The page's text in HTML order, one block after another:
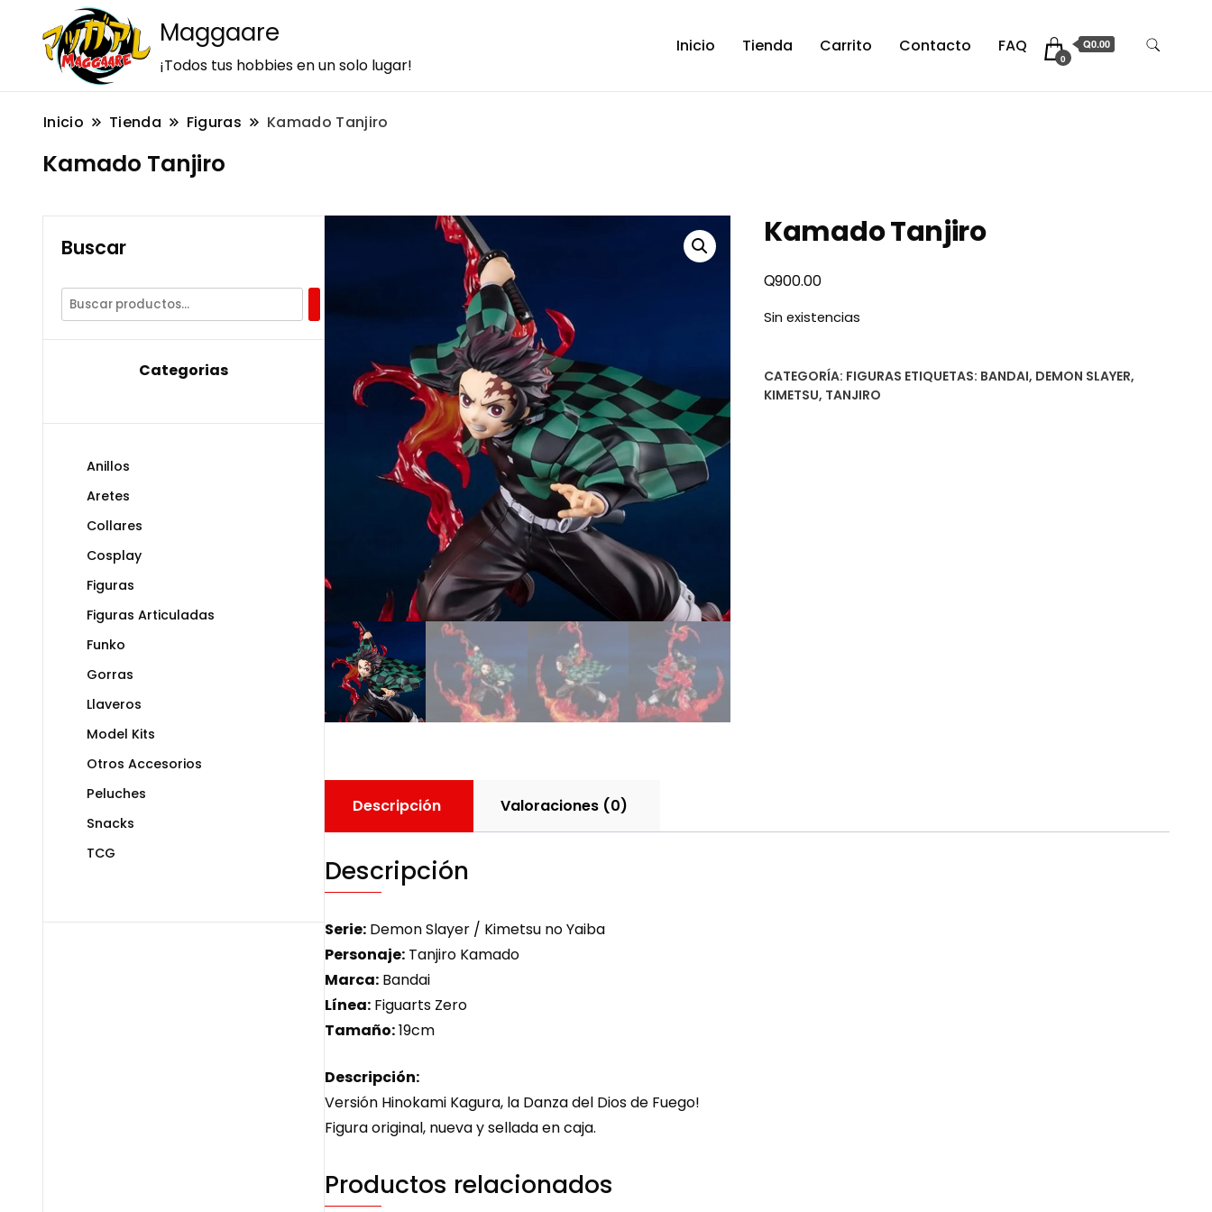
Maggaare
¡Todos tus hobbies en un solo lugar!
Inicio Tienda Carrito Contacto FAQ
0
Q0.00
Inicio Tienda Figuras Kamado Tanjiro
Kamado Tanjiro
Kamado Tanjiro
Q900.00
Sin existencias
CATEGORÍA: FIGURAS ETIQUETAS: BANDAI, DEMON SLAYER,
KIMETSU, TANJIRO
Descripción Valoraciones (0)
Descripción
Serie:Demon Slayer / Kimetsu no Yaiba
Personaje:Tanjiro Kamado
Marca:Bandai
Línea:Figuarts Zero
Tamaño:19cm
Descripción:
Versión Hinokami Kagura, la Danza del Dios de Fuego!
Figura original, nueva y sellada en caja.
Productos relacionados
Buscar
Categorias
Anillos
Aretes
Collares
Cosplay
Figuras
Figuras Articuladas
Funko
Gorras
Llaveros
Model Kits
Otros Accesorios
Peluches
Snacks
TCG